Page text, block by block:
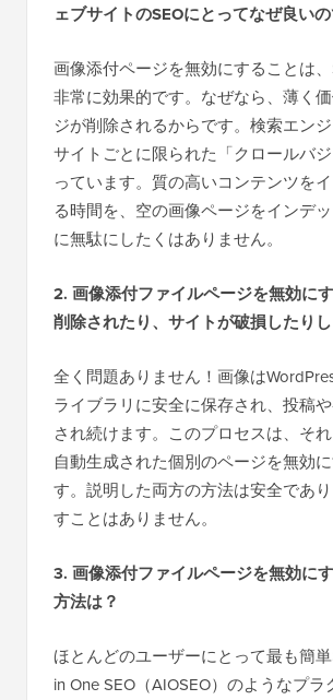
ェブサイトのSEOにとってなぜ良い
画像添付ページを無効にすることは
非常に効果的です。なぜなら、薄く
ジが削除されるからです。検索エン
サイトごとに限られた「クロールバ
っています。質の高いコンテンツを
る時間を、空の画像ページをインデ
に無駄にしたくはありません。
2. 画像添付ファイルページを無効に
削除されたり、サイトが破損したり
全く問題ありません！画像は
ライブラリに安全に保存され、投稿
され続けます。このプロセスは、そ
自動生成された個別のページを無効
す。説明した両方の方法は安全であ
すことはありません。
3. 画像添付ファイルページを無効に
方法は？
ほとんどのユーザーにとって最も簡
in One SEO（AIOSEO）のようなプ